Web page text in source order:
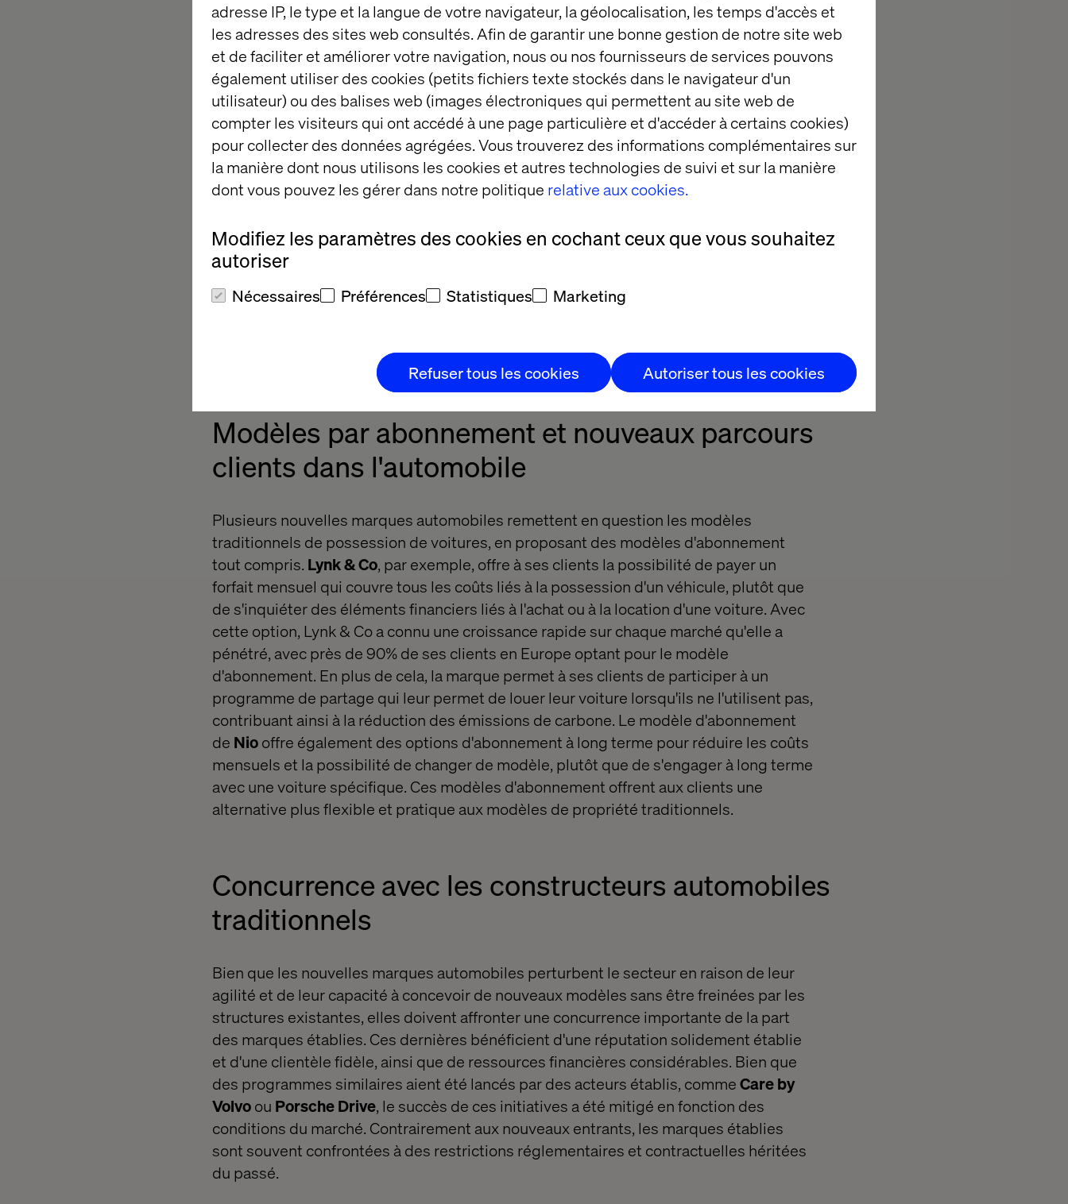
adresse IP, le type et la langue de votre navigateur, la géolocalisation, les temps d'accès et
les adresses des sites web consultés. Afin de garantir une bonne gestion de notre site web
et de faciliter et améliorer votre navigation, nous ou nos fournisseurs de services pouvons
également utiliser des cookies (petits fichiers texte stockés dans le navigateur d'un
utilisateur) ou des balises web (images électroniques qui permettent au site web de
compter les visiteurs qui ont accédé à une page particulière et d'accéder à certains cookies)
pour collecter des données agrégées. Vous trouverez des informations complémentaires sur
la manière dont nous utilisons les cookies et autres technologies de suivi et sur la manière
dont vous pouvez les gérer dans notre politique relative aux cookies.
Modifiez les paramètres des cookies en cochant ceux que vous souhaitez
autoriser
Nécessaires Préférences Statistiques Marketing
Refuser tous les cookies Autoriser tous les cookies
Avec l'importance croissante de l'expérience client pour l'image de marque et la
fidélisation, les modèles D2C offrent également aux équipementiers un meilleur
contrôle sur leparcours client. Ils permettent une personnalisation des étapes
Pour les clients, cela peut également éliminer de nombreuses inquiétudes liées à la
transparence des prix et à la conclusion d'accords.
Modèles par abonnement et nouveaux parcours
clients dans l'automobile
Plusieurs nouvelles marques automobiles remettent en question les modèles
traditionnels de possession de voitures, en proposant des modèles d'abonnement
tout compris. Lynk & Co, par exemple, offre à ses clients la possibilité de payer un
forfait mensuel qui couvre tous les coûts liés à la possession d'un véhicule, plutôt que
de s'inquiéter des éléments financiers liés à l'achat ou à la location d'une voiture. Avec
cette option, Lynk & Co a connu une croissance rapide sur chaque marché qu'elle a
pénétré, avec près de 90% de ses clients en Europe optant pour le modèle
d'abonnement. En plus de cela, la marque permet à ses clients de participer à un
programme de partage qui leur permet de louer leur voiture lorsqu'ils ne l'utilisent pas,
contribuant ainsi à la réduction des émissions de carbone. Le modèle d'abonnement
de Niooffre également des options d'abonnement à long terme pour réduire les coûts
mensuels et la possibilité de changer de modèle, plutôt que de s'engager à long terme
avec une voiture spécifique. Ces modèles d'abonnement offrent aux clients une
alternative plus flexible et pratique aux modèles de propriété traditionnels.
Concurrence avec les constructeurs automobiles
traditionnels
Bien que les nouvelles marques automobiles perturbent le secteur en raison de leur
agilité et de leur capacité à concevoir de nouveaux modèles sans être freinées par les
structures existantes, elles doivent affronter une concurrence importante de la part
des marques établies. Ces dernières bénéficient d'une réputation solidement établie
et d'une clientèle fidèle, ainsi que de ressources financières considérables. Bien que
des programmes similaires aient été lancés par des acteurs établis, commeCare by
Volvoou Porsche Drive, le succès de ces initiatives a été mitigé en fonction des
conditions du marché. Contrairement aux nouveaux entrants, les marques établies
sont souvent confrontées à des restrictions réglementaires et contractuelles héritées
du passé.